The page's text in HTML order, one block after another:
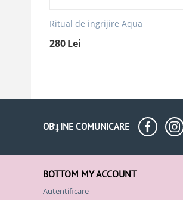
Ritual de ingrijire Aqua
280Lei
OBŢINE COMUNICARE
BOTTOM MY ACCOUNT
Autentificare